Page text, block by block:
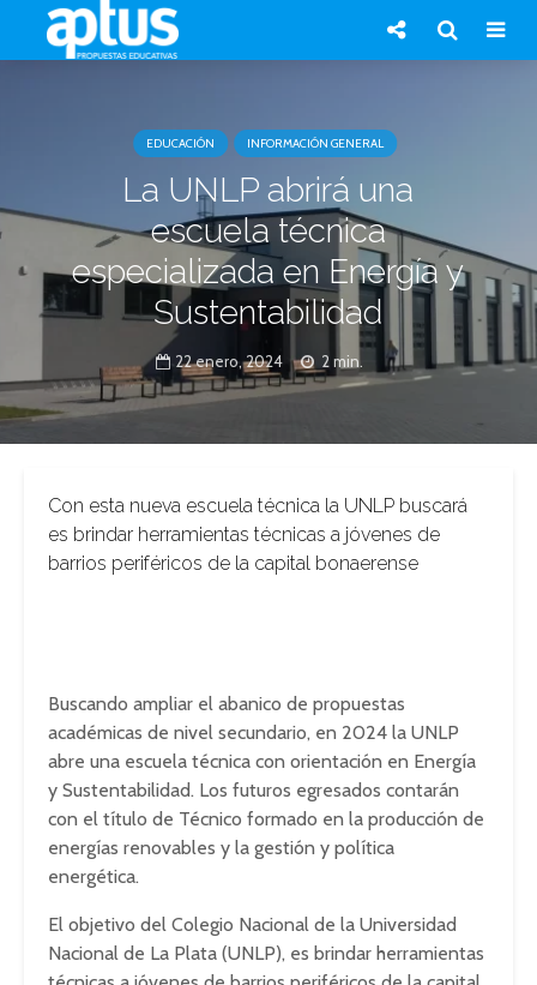
EDUCACIÓN INFORMACIÓN GENERAL
La UNLP abrirá una
escuela técnica
especializada en Energía y
Sustentabilidad
22 enero, 2024 2 min.
Con esta nueva escuela técnica la UNLP buscará
es brindar herramientas técnicas a jóvenes de
barrios periféricos de la capital bonaerense
Buscando ampliar el abanico de propuestas
académicas de nivel secundario, en 2024 la UNLP
abre una escuela técnica con orientación en Energía
y Sustentabilidad. Los futuros egresados contarán
con el título de Técnico formado en la producción de
energías renovables y la gestión y política
energética.
El objetivo del Colegio Nacional de la Universidad
Nacional de La Plata (UNLP), es brindar herramientas